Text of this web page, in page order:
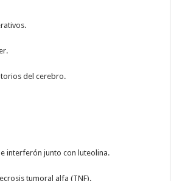
del cerebro.
interferón junto con luteolina.
tumoral alfa (TNF).